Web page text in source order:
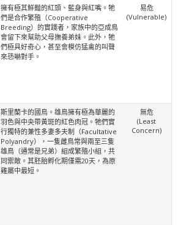
擁有極其鮮豔的紅頭、藍身與紅嘴。牠
們是合作繁殖（Cooperative
Breeding）的實踐者，家族中的亞成鳥
會留下來幫助父母撫養弟妹。此外，牠
們極具好奇心，甚至會模仿猛禽的叫聲
來恐嚇對手。
易危
(Vulnerable)
斯里蘭卡的國鳥。雄鳥擁有極為華麗的
羽色與中央帶黃斑的紅色肉冠。牠們實
行獨特的兼性多妻多夫制（Facultative
Polyandry），一隻雌鳥常與兩至三隻
雄鳥（通常是兄弟）組成繁殖小組，共
同禦敵。其胚胎孵化期僅需20天，為原
雞屬中最短。
無危
(Least
Concern)